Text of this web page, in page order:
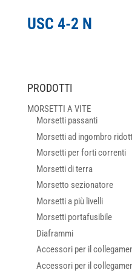
USC 4-2 N
PRODOTTI
MORSETTI A VITE
Morsetti passanti
Morsetti ad ingombro
Morsetti per forti correnti
Morsetti di terra
Morsetto sezionatore
Morsetti a più livelli
Morsetti portafusibile
Diaframmi
Accessori per il
Accessori per il